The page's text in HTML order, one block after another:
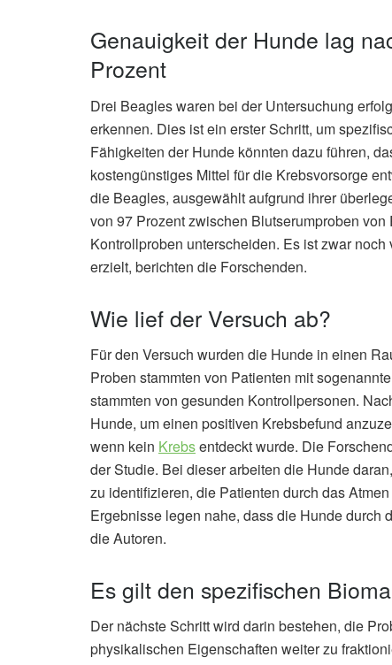
Genauigkeit der Hunde lag
Prozent
Drei Beagles waren bei der Untersuchung
erkennen. Dies ist ein erster Schritt, um
Fähigkeiten der Hunde könnten dazu führen,
kostengünstiges Mittel für die Krebsvorsorge
die Beagles, ausgewählt aufgrund ihrer
von 97 Prozent zwischen Blutserumproben
Kontrollproben unterscheiden. Es ist zwar
erzielt, berichten die Forschenden.
Wie lief der Versuch ab?
Für den Versuch wurden die Hunde in einen
Proben stammten von Patienten mit
stammten von gesunden Kontrollpersonen.
Hunde, um einen positiven Krebsbefund
wenn kein Krebsentdeckt wurde. Die
der Studie. Bei dieser arbeiten die Hunde daran,
zu identifizieren, die Patienten durch das
Ergebnisse legen nahe, dass die Hunde durch
die Autoren.
Es gilt den spezifischen
Der nächste Schritt wird darin bestehen, die
physikalischen Eigenschaften weiter zu